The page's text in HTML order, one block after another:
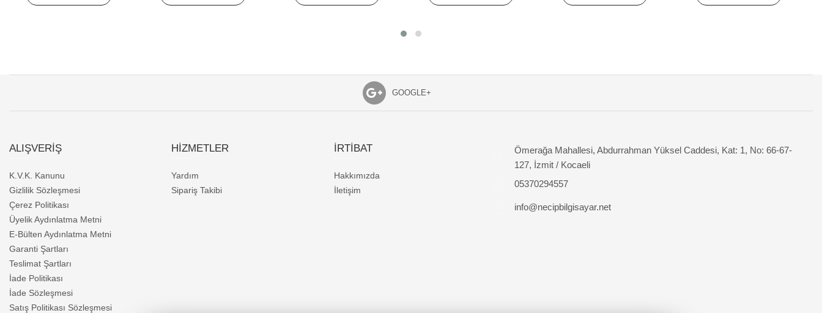
GOOGLE+
ALIŞVERİŞ
K.V.K. Kanunu
Gizlilik Sözleşmesi
Çerez Politikası
Üyelik Aydınlatma Metni
E-Bülten Aydınlatma Metni
Garanti Şartları
Teslimat Şartları
İade Politikası
İade Sözleşmesi
Satış Politikası Sözleşmesi
HİZMETLER
Yardım
Sipariş Takibi
İRTİBAT
Hakkımızda
İletişim
Ömerağa Mahallesi, Abdurrahman Yüksel Caddesi, Kat: 1, No: 66-67-
127, İzmit / Kocaeli
05370294557
info@necipbilgisayar.net